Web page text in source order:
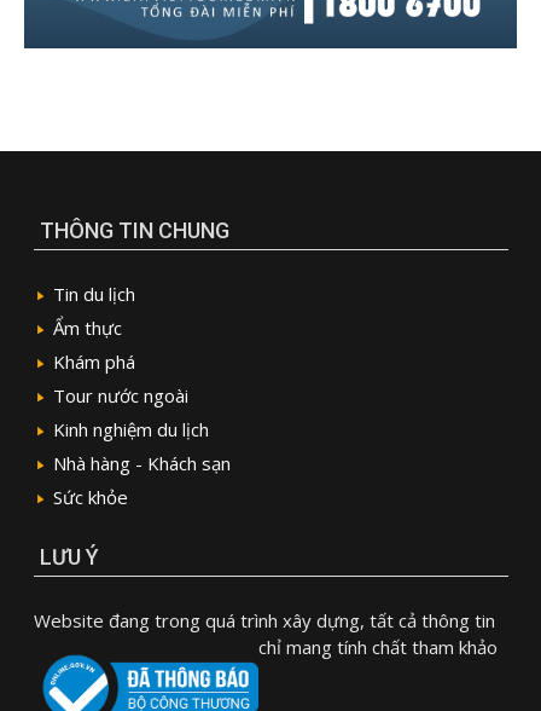
THÔNG TIN CHUNG
Tin du lịch
Ẩm thực
Khám phá
Tour nước ngoài
Kinh nghiệm du lịch
Nhà hàng - Khách sạn
Sức khỏe
LƯU Ý
Website đang trong quá trình xây dựng, tất cả thông tin
chỉ mang tính chất tham khảo